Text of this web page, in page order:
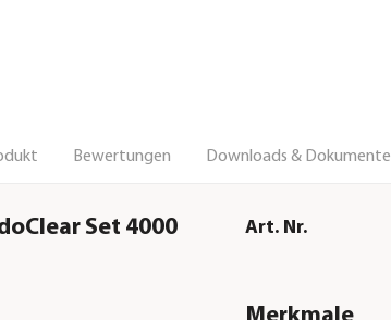
Bewertungen Downloads & Dokumente
Set 4000 Art. Nr.